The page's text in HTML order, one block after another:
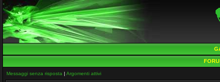
Messaggi senza risposta | Argomenti attivi